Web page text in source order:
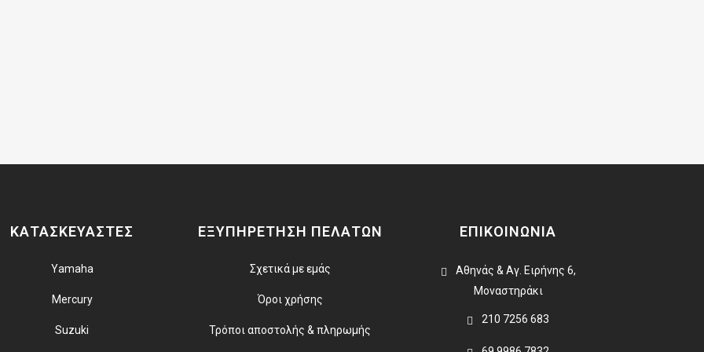
ΚΑΤΑΣΚΕΥΑΣΤΕΣ
Yamaha
Mercury
Suzuki
ΕΞΥΠΗΡΕΤΗΣΗ ΠΕΛΑΤΩΝ
Σχετικά με εμάς
Όροι χρήσης
Τρόποι αποστολής & πληρωμής
ΕΠΙΚΟΙΝΩΝΙΑ
Αθηνάς & Αγ. Ειρήνης 6,
Μοναστηράκι
210 7256 683